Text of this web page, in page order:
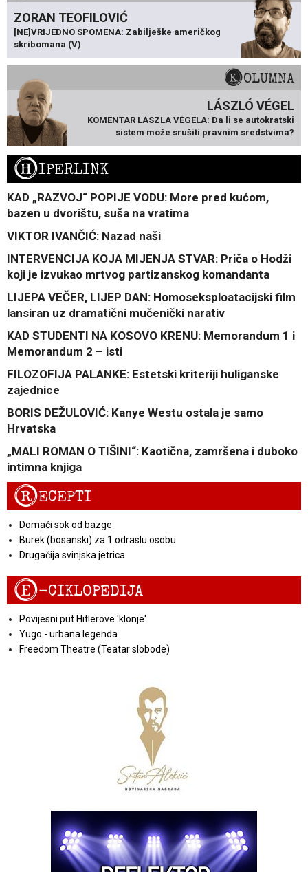
ZORAN TEOFILOVIĆ
[NE]VRIJEDNO SPOMENA: Zabilješke američkog
skribomana (V)
KOLUMNA
LÁSZLÓ VÉGEL
KOMENTAR LÁSZLA VÉGELA: Da li se autokratski
sistem može srušiti pravnim sredstvima?
HIPERLINK
KAD „RAZVOJ“ POPIJE VODU: More pred kućom,
bazen u dvorištu, suša na vratima
VIKTOR IVANČIĆ: Nazad naši
INTERVENCIJA KOJA MIJENJA STVAR: Priča o Hodži
koji je izvukao mrtvog partizanskog komandanta
LIJEPA VEČER, LIJEP DAN: Homoseksploatacijski film
lansiran uz dramatični mučenički narativ
KAD STUDENTI NA KOSOVO KRENU: Memorandum 1 i
Memorandum 2 – isti
FILOZOFIJA PALANKE: Estetski kriteriji huliganske
zajednice
BORIS DEŽULOVIĆ: Kanye Westu ostala je samo
Hrvatska
„MALI ROMAN O TIŠINI“: Kaotična, zamršena i duboko
intimna knjiga
RECEPTI
Domaći sok od bazge
Burek (bosanski) za 1 odraslu osobu
Drugačija svinjska jetrica
E-CIKLOPEDIJA
Povijesni put Hitlerove 'klonje'
Yugo - urbana legenda
Freedom Theatre (Teatar slobode)